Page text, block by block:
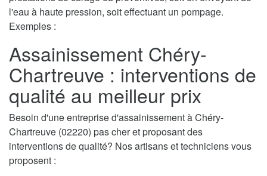
l'eau à haute pression, soit effectuant un pompage.
Exemples :
Assainissement Chéry-
Chartreuve : interventions de
qualité au meilleur prix
Besoin d'une entreprise d'assainissement à Chéry-
Chartreuve (02220) pas cher et proposant des
interventions de qualité? Nos artisans et techniciens vous
proposent :